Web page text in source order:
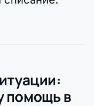
помощь в